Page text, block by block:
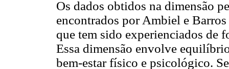
Os dados obtidos na dimensão
encontrados por Ambiel e
que tem sido experienciados de
Essa dimensão envolve
bem-estar físico e psicológico.